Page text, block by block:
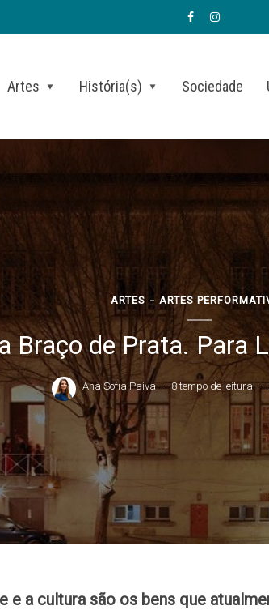
Artes História(s) Sociedade
ARTES ARTES
Braço de Prata. Para
Ana Sofia Paiva 8 tempo de leitura
e a cultura são os bens que